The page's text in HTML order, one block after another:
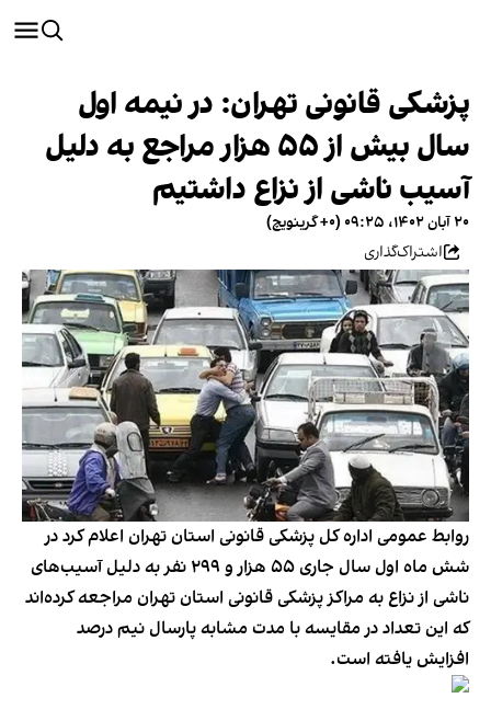
پزشکی قانونی تهران: در نیمه اول
سال بیش از ۵۵ هزار مراجع به دلیل
آسیب‌ ناشی از نزاع داشتیم
۲۰ آبان ۱۴۰۲، ۰۹:۲۵ (‎+۰ گرینویچ)
اشتراک‌گذاری
روابط عمومی اداره کل پزشکی قانونی استان تهران اعلام کرد در
شش ماه اول سال جاری ۵۵ هزار و ۲۹۹ نفر به دلیل آسیب‌های
ناشی از نزاع به مراکز پزشکی قانونی استان تهران مراجعه کرده‌اند
که این تعداد در مقایسه با مدت مشابه پارسال نیم درصد
افزایش یافته است.